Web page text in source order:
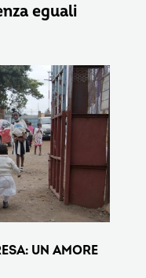
eguali
UN AMORE